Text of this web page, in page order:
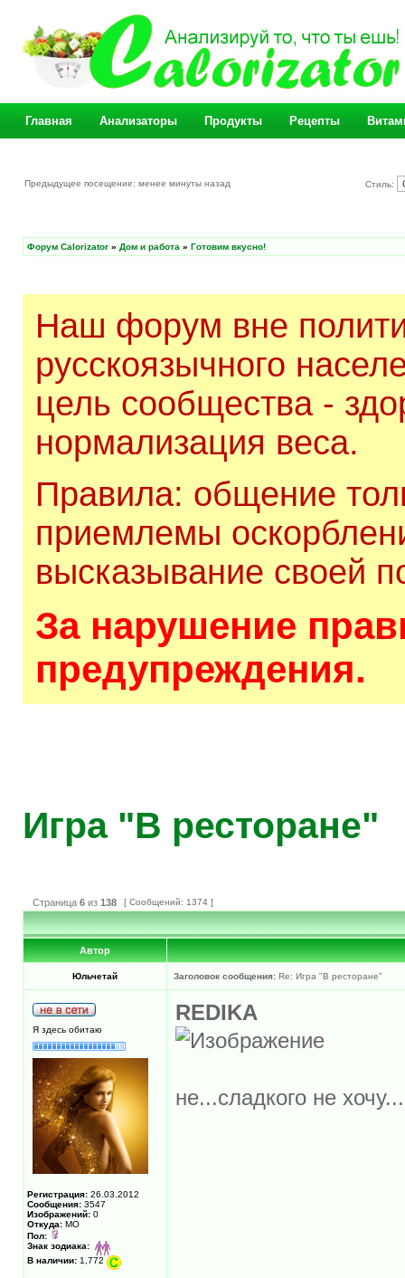
Главная Анализаторы Продукты Рецепты
Предыдущее посещение: менее минуты назад Стиль:
Форум Calorizator » Дом и работа » Готовим вкусно!
Наш форум вне
русскоязычного
цель сообщества -
нормализация веса.
Правила: общение
приемлемы
высказывание своей
За нарушение
предупреждения.
Игра "В ресторане"
Страница 6 из 138 [ Сообщений: 1374 ]
Автор
Юльчетай Заголовок сообщения: Re: Игра "В ресторане"
Я здесь обитаю
Регистрация: 26.03.2012
Сообщения: 3547
Изображений: 0
Откуда: МО
Пол:
Знак зодиака:
В наличии: 1,772
REDIKA
не...сладкого не